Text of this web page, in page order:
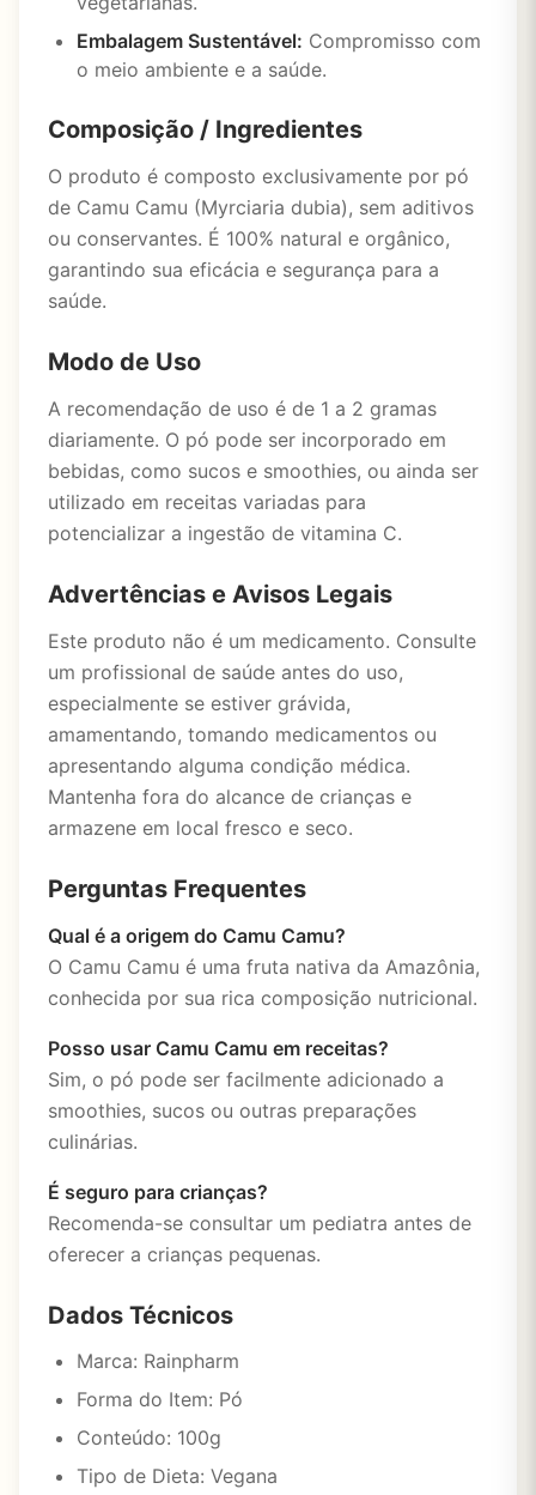
Embalagem Sustentável: Compromisso com
o meio ambiente e a saúde.
Composição / Ingredientes
O produto é composto exclusivamente por pó
de Camu Camu (Myrciaria dubia), sem aditivos
ou conservantes. É 100% natural e orgânico,
garantindo sua eficácia e segurança para a
saúde.
Modo de Uso
A recomendação de uso é de 1 a 2 gramas
diariamente. O pó pode ser incorporado em
bebidas, como sucos e smoothies, ou ainda ser
utilizado em receitas variadas para
potencializar a ingestão de vitamina C.
Advertências e Avisos Legais
Este produto não é um medicamento. Consulte
um profissional de saúde antes do uso,
especialmente se estiver grávida,
amamentando, tomando medicamentos ou
apresentando alguma condição médica.
Mantenha fora do alcance de crianças e
armazene em local fresco e seco.
Perguntas Frequentes
Qual é a origem do Camu Camu?
O Camu Camu é uma fruta nativa da Amazônia,
conhecida por sua rica composição nutricional.
Posso usar Camu Camu em receitas?
Sim, o pó pode ser facilmente adicionado a
smoothies, sucos ou outras preparações
culinárias.
É seguro para crianças?
Recomenda-se consultar um pediatra antes de
oferecer a crianças pequenas.
Dados Técnicos
Marca: Rainpharm
Forma do Item: Pó
Conteúdo: 100g
Tipo de Dieta: Vegana